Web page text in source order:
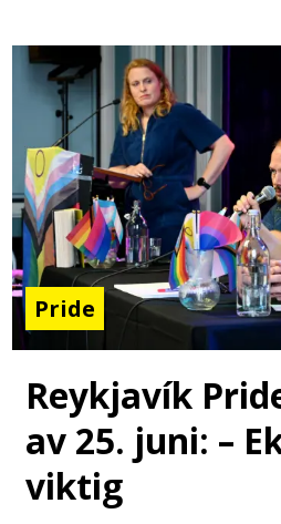
Pride
Reykjavík
av 25. juni: –
viktig